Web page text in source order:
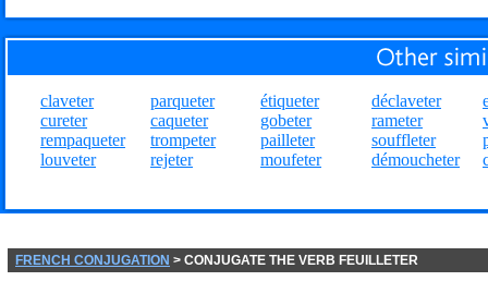
claveter
cureter
rempaqueter
louveter
parqueter
caqueter
trompeter
rejeter
étiqueter
gobeter
pailleter
moufeter
déclaveter
rameter
souffleter
démoucheter
FRENCH CONJUGATION > CONJUGATE THE VERB FEUILLETER